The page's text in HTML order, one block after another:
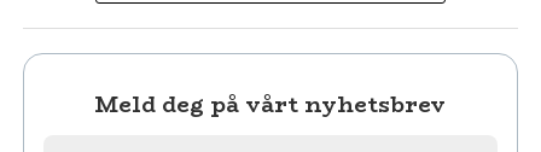
Meld deg på vårt nyhetsbrev